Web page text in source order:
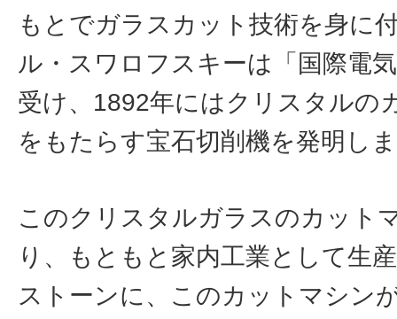
もとでガラスカット技術を身に
ル・スワロフスキーは「国際電
受け、1892年にはクリスタルの
をもたらす宝石切削機を発明し
このクリスタルガラスのカット
り、もともと家内工業として生
ストーンに、このカットマシン